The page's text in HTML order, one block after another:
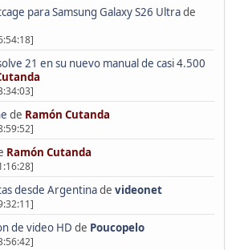
para Samsung Galaxy S26 Ultrade
21 en su nuevo manual de casi 4.500
de Ramón Cutanda
Ramón Cutanda
desde Argentinade videonet
de video HD de Poucopelo